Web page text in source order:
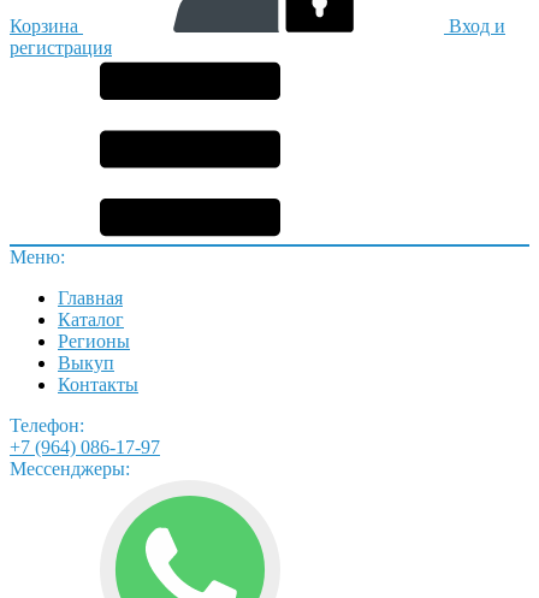
Корзина
Вход и
регистрация
Меню:
Главная
Каталог
Регионы
Выкуп
Контакты
Телефон:
+7 (964) 086-17-97
Мессенджеры: